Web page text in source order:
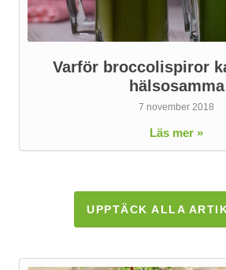
Varför broccolispiror
hälsosamma
7 november 2018
Läs mer »
UPPTÄCK ALLA